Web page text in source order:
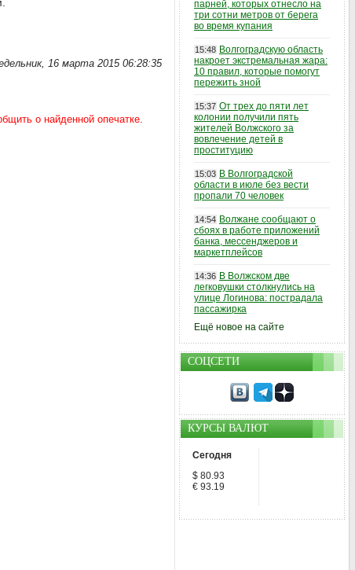
16 марта 2015 06:28:35
парней, которых отнесло на
три сотни метров от берега
во время купания
15:48 Волгоградскую область
накроет экстремальная жара:
10 правил, которые помогут
пережить зной
15:37 От трех до пяти лет
колонии получили пять
жителей Волжского за
вовлечение детей в
проституцию
15:03 В Волгоградской
области в июле без вести
пропали 70 человек
14:54 Волжане сообщают о
сбоях в работе приложений
банка, мессенджеров и
маркетплейсов
14:36 В Волжском две
легковушки столкнулись на
улице Логинова: пострадала
пассажирка
Ещё новое на сайте
СОЦСЕТИ
КУРСЫ ВАЛЮТ
Сегодня
$ 80.93
€ 93.19